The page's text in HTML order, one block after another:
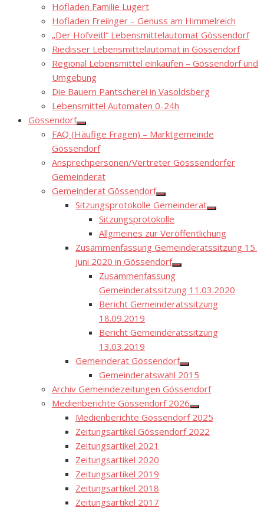
menu
Hofladen Familie Lugert
Hofladen Freiinger – Genuss am Himmelreich
„Der Hofveitl“ Lebensmittelautomat Gössendorf
Riedisser Lebensmittelautomat in Gössendorf
Regional Lebensmittel einkaufen – Gössendorf und
Umgebung
Die Bauern Pantscherei in Vasoldsberg
Lebensmittel Automaten 0-24h
Gössendorf
Show
sub
menu
FAQ (Häufige Fragen) – Marktgemeinde
Gössendorf
Ansprechpersonen/Vertreter Gösssendorfer
Gemeinderat
Gemeinderat Gössendorf
Show
sub
menu
Sitzungsprotokolle Gemeinderat
Show
menu
Sitzungsprotokolle
Allgmeines zur Veröffentlichung
Zusammenfassung Gemeinderatssitzung 15.
Juni 2020 in Gössendorf
Show
menu
Zusammenfassung
Gemeinderatssitzung 11.03.2020
Bericht Gemeinderatssitzung
18.09.2019
Bericht Gemeinderatssitzung
13.03.2019
Gemeinderat Gössendorf
Show
sub
menu
Gemeinderatswahl 2015
Archiv Gemeindezeitungen Gössendorf
Medienberichte Gössendorf 2026
Show
sub
menu
Medienberichte Gössendorf 2025
Zeitungsartikel Gössendorf 2022
Zeitungsartikel 2021
Zeitungsartikel 2020
Zeitungsartikel 2019
Zeitungsartikel 2018
Zeitungsartikel 2017